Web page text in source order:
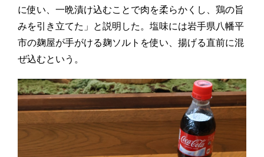
に使い、一晩漬け込むことで肉を柔らかくし、鶏の旨
みを引き立てた」と説明した。塩味には岩手県八幡平
市の麹屋が手がける麹ソルトを使い、揚げる直前に混
ぜ込むという。